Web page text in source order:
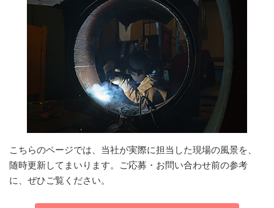
こちらのページでは、当社が実際に担当した現場の風景を、
随時更新してまいります。ご応募・お問い合わせ前の参考
に、ぜひご覧ください。